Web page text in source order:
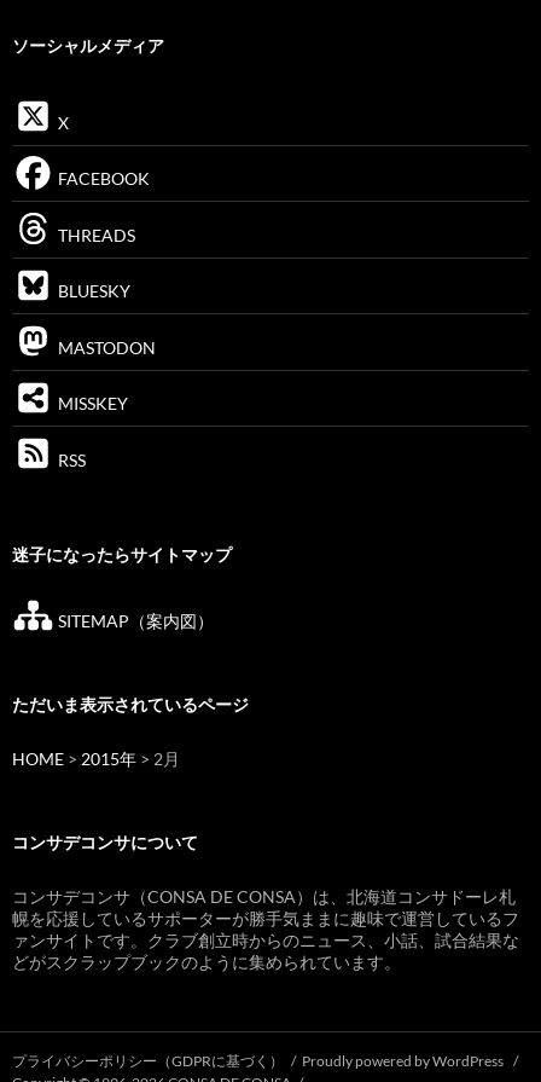
ソーシャルメディア
X
FACEBOOK
THREADS
BLUESKY
MASTODON
MISSKEY
RSS
迷子になったらサイトマップ
SITEMAP（案内図）
ただいま表示されているページ
HOME > 2015年 > 2月
コンサデコンサについて
コンサデコンサ（CONSA DE CONSA）は、北海道コンサドーレ札
幌を応援しているサポーターが勝手気ままに趣味で運営しているフ
ァンサイトです。クラブ創立時からのニュース、小話、試合結果な
どがスクラップブックのように集められています。
プライバシーポリシー（GDPRに基づく）
Proudly powered by WordPress